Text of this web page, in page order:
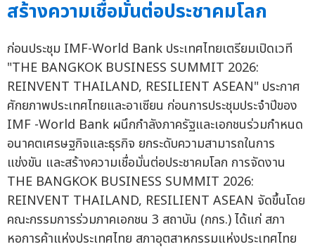
สร้างความเชื่อมั่นต่อประชาคมโลก
ก่อนประชุม IMF-World Bank ประเทศไทยเตรียมเปิดเวที
"THE BANGKOK BUSINESS SUMMIT 2026:
REINVENT THAILAND, RESILIENT ASEAN" ประกาศ
ศักยภาพประเทศไทยและอาเซียน ก่อนการประชุมประจำปีของ
IMF -World Bank ผนึกกำลังภาครัฐและเอกชนร่วมกำหนด
อนาคตเศรษฐกิจและธุรกิจ ยกระดับความสามารถในการ
แข่งขัน และสร้างความเชื่อมั่นต่อประชาคมโลก การจัดงาน
THE BANGKOK BUSINESS SUMMIT 2026:
REINVENT THAILAND, RESILIENT ASEAN จัดขึ้นโดย
คณะกรรมการร่วมภาคเอกชน 3 สถาบัน (กกร.) ได้แก่ สภา
หอการค้าแห่งประเทศไทย สภาอุตสาหกรรมแห่งประเทศไทย